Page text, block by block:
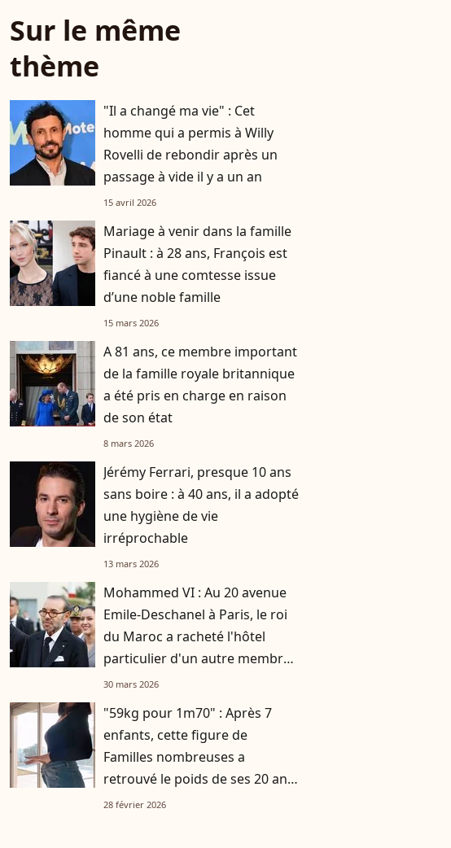
Sur le même
thème
"Il a changé ma vie" : Cet
homme qui a permis à Willy
Rovelli de rebondir après un
passage à vide il y a un an
15 avril 2026
Mariage à venir dans la famille
Pinault : à 28 ans, François est
fiancé à une comtesse issue
d’une noble famille
15 mars 2026
A 81 ans, ce membre important
de la famille royale britannique
a été pris en charge en raison
de son état
8 mars 2026
Jérémy Ferrari, presque 10 ans
sans boire : à 40 ans, il a adopté
une hygiène de vie
irréprochable
13 mars 2026
Mohammed VI : Au 20 avenue
Emile-Deschanel à Paris, le roi
du Maroc a racheté l'hôtel
particulier d'un autre membre
d'une famille royale
30 mars 2026
"59kg pour 1m70" : Après 7
enfants, cette figure de
Familles nombreuses a
retrouvé le poids de ses 20 ans
grâce à un programme bien
28 février 2026